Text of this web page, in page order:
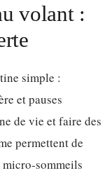
volant :
simple :
et pauses
de vie et faire des
permettent de
sommeils